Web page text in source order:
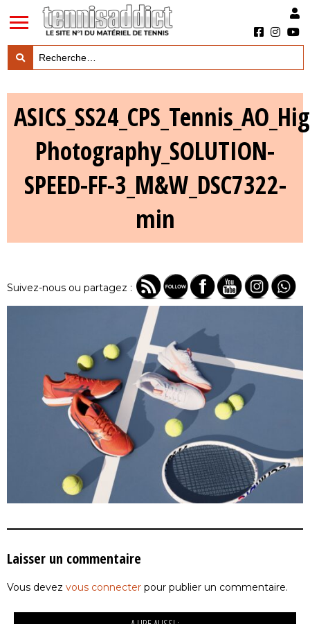
LES ACTUS MARQUES & PRODUITS
LES GUIDES DU MATERIEL
Photography_SOLUTION-
SPEED-FF-3_M&W_DSC7322-
min
Suivez-nous ou partagez :
Laisser un commentaire
Vous devez vous connecter pour publier un commentaire.